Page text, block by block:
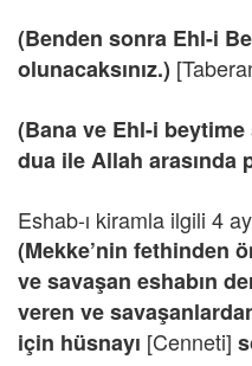
(Benden sonra Ehl-i
olunacaksınız.)
(Bana ve Ehl-i
dua ile Allah arasında
Eshab-ı kiramla ilgili 4
(Mekke’nin fethinden
ve savaşan eshabın
veren ve
için hüsnayı [Cenneti]